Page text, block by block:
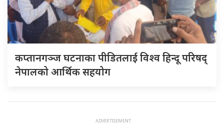
कप्तानगञ्ज घटनाका पीडितलाई विश्व हिन्दू परिषद्
नेपालको आर्थिक सहयोग